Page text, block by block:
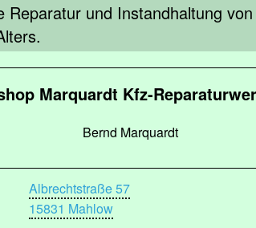
und Instandhaltung
Marquardt Kfz-
Bernd Marquardt
Albrechtstraße 57
15831 Mahlow